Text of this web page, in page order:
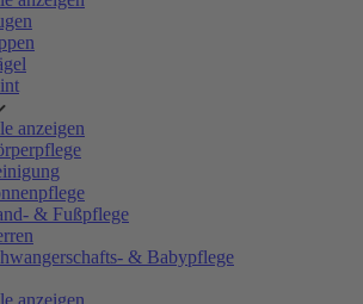
anzeigen
& Fußpflege
& Babypflege
anzeigen